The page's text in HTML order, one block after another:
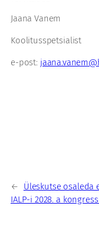
Jaana Vanem
Koolitusspetsialist
e-post:
←
Üleskutse osaleda
IALP-i 2028. a